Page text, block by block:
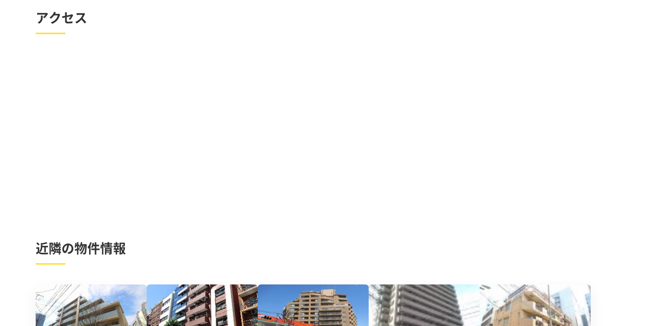
アクセス
近隣の物件情報